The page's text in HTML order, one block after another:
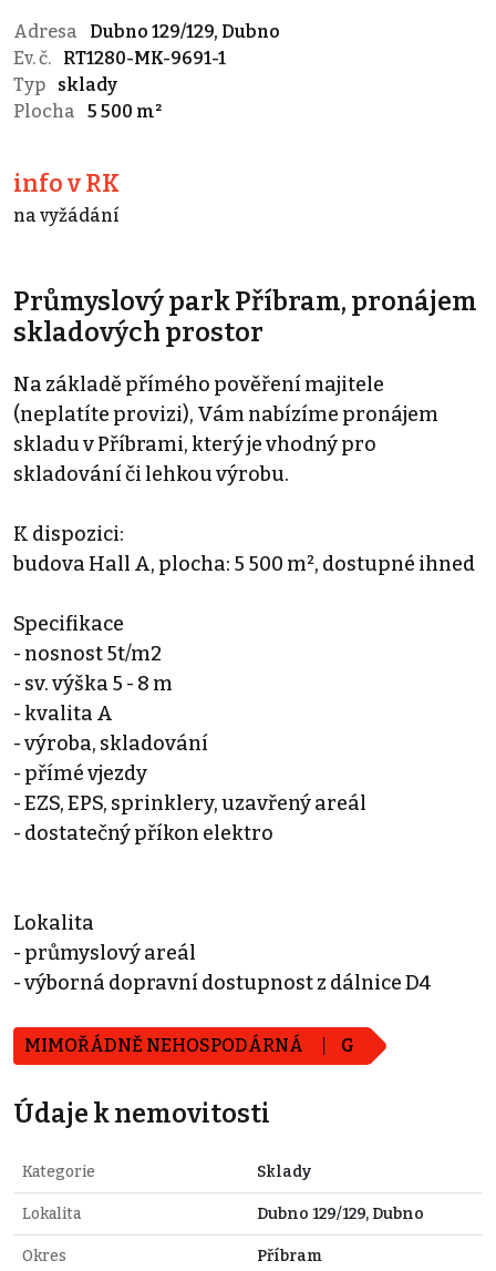
Adresa
Dubno 129/129, Dubno
Ev. č.
RT1280-MK-9691-1
Typ
sklady
Plocha
5 500 m²
info v RK
na vyžádání
Průmyslový park Příbram, pronájem
skladových prostor
Na základě přímého pověření majitele
(neplatíte provizi), Vám nabízíme pronájem
skladu v Příbrami, který je vhodný pro
skladování či lehkou výrobu.
K dispozici:
budova Hall A, plocha: 5 500 m², dostupné ihned
Specifikace
- nosnost 5t/m2
- sv. výška 5 - 8 m
- kvalita A
- výroba, skladování
- přímé vjezdy
- EZS, EPS, sprinklery, uzavřený areál
- dostatečný příkon elektro
Lokalita
- průmyslový areál
- výborná dopravní dostupnost z dálnice D4
MIMOŘÁDNĚ NEHOSPODÁRNÁ G
Údaje k nemovitosti
Kategorie Sklady
Lokalita Dubno 129/129, Dubno
Okres Příbram